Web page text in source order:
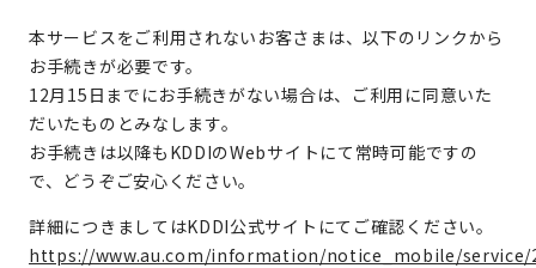
本サービスをご利用されないお客さまは、以下のリンクから
お手続きが必要です。
12月15日までにお手続きがない場合は、ご利用に同意いた
だいたものとみなします。
お手続きは以降もKDDIのWebサイトにて常時可能ですの
で、どうぞご安心ください。
詳細につきましてはKDDI公式サイトにてご確認ください。
https://www.au.com/information/notice_mobile/service/